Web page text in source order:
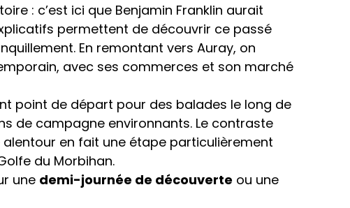
: c’est ici que Benjamin Franklin aurait
permettent de découvrir ce passé
En remontant vers Auray, on
avec ses commerces et son marché
point de départ pour des balades le long de
de campagne environnants. Le contraste
en fait une étape particulièrement
du Morbihan.
une demi-journée de découverte ou une